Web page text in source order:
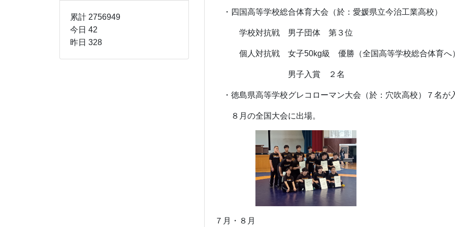
累計 2756949
今日 42
昨日 328
・四国高等学校総合体育大会（於：愛媛県立今治工業高校）
学校対抗戦 男子団体 第３位
個人対抗戦 女子50kg級 優勝（全国高等学校総合体育へ
男子入賞 ２名
・徳島県高等学校グレコローマン大会（於：穴吹高校）７名が
８月の全国大会に出場。
７月・８月